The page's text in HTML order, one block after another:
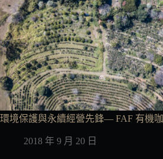
環境保護與永續經營先鋒— FAF 有機
2018 年 9 月 20 日